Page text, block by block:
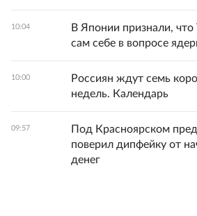
10:04
В Японии признали, что
сам себе в вопросе
10:00
Россиян ждут семь
недель. Календарь
09:57
Под Красноярском
поверил дипфейку от
денег